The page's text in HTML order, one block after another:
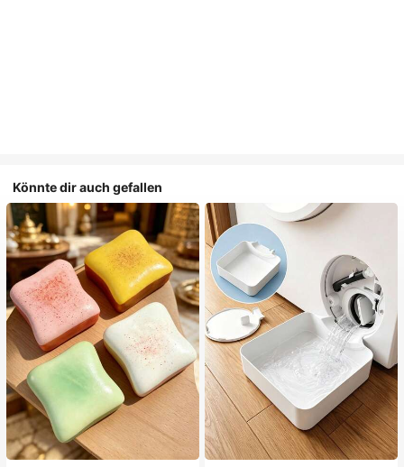
Könnte dir auch gefallen